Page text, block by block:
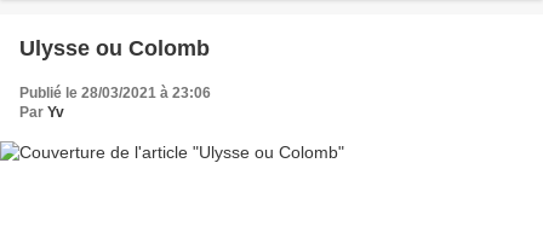
Ulysse ou Colomb
Publié le 28/03/2021 à 23:06
Par Yv